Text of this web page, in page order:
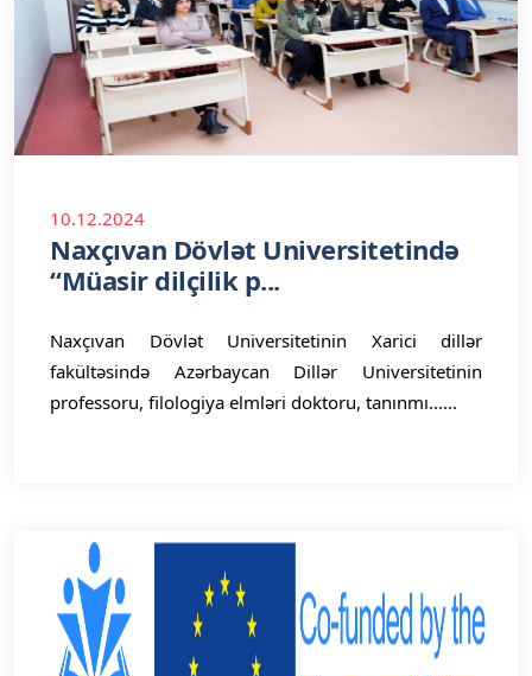
10.12.2024
Naxçıvan Dövlət Universitetində
“Müasir dilçilik p...
Naxçıvan Dövlət Universitetinin Xarici dillər
fakültəsində Azərbaycan Dillər Universitetinin
professoru, filologiya elmləri doktoru, tanınmı......